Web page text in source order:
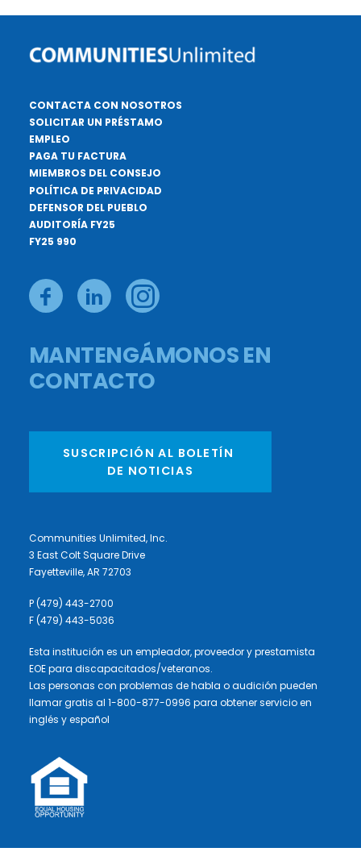
CONTACTA CON NOSOTROS
SOLICITAR UN PRÉSTAMO
EMPLEO
PAGA TU FACTURA
MIEMBROS DEL CONSEJO
POLÍTICA DE PRIVACIDAD
DEFENSOR DEL PUEBLO
AUDITORÍA FY25
FY25 990
MANTENGÁMONOS EN
CONTACTO
SUSCRIPCIÓN AL BOLETÍN
DE NOTICIAS
Communities Unlimited, Inc.
3 East Colt Square Drive
Fayetteville, AR 72703
P (479) 443-2700
F (479) 443-5036
Esta institución es un empleador, proveedor y prestamista
EOE para discapacitados/veteranos.
Las personas con problemas de habla o audición pueden
llamar gratis al 1-800-877-0996 para obtener servicio en
inglés y español